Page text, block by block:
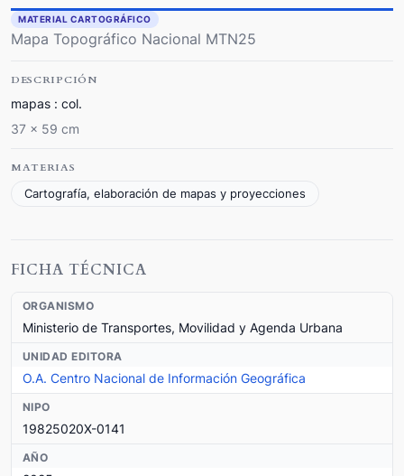
MATERIAL CARTOGRÁFICO
Mapa Topográfico Nacional MTN25
DESCRIPCIÓN
mapas : col.
37 x 59 cm
MATERIAS
Cartografía, elaboración de mapas y proyecciones
FICHA TÉCNICA
ORGANISMO
Ministerio de Transportes, Movilidad y Agenda Urbana
UNIDAD EDITORA
O.A. Centro Nacional de Información Geográfica
NIPO
19825020X-0141
AÑO